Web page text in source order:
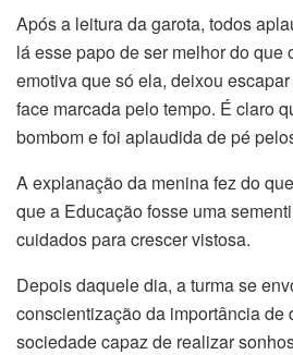
Após a leitura da garota, todos
lá esse papo de ser melhor do que
emotiva que só ela, deixou
face marcada pelo tempo. É claro
bombom e foi aplaudida de pé
A explanação da menina fez do
que a Educação fosse uma
cuidados para crescer vistosa.
Depois daquele dia, a turma se
conscientização da importância de
sociedade capaz de realizar